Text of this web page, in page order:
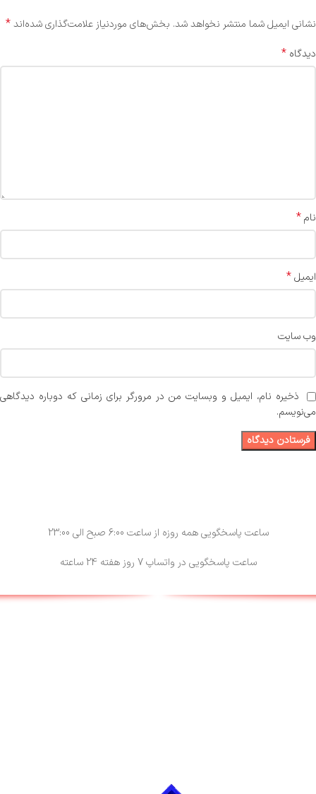
نشانی ایمیل شما منتشر نخواهد شد. بخش‌های موردنیاز علامت‌گذاری شده‌اند*
دیدگاه *
نام*
ایمیل*
وب‌ سایت
ذخیره نام، ایمیل و وبسایت من در مرورگر برای زمانی که دوباره دیدگاهی
می‌نویسم.
ساعت پاسخگویی همه روزه از ساعت 6:00 صبح الی 23:00
ساعت پاسخگویی در واتساپ 7 روز هفته 24 ساعته